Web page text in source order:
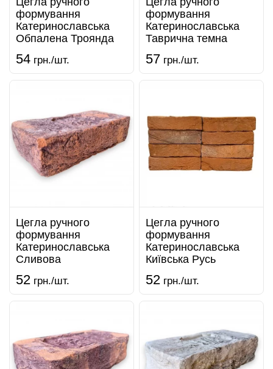
формування
Катеринославська
Обпалена Троянда
54 грн./шт.
формування
Катеринославська
Таврична темна
57 грн./шт.
Цегла ручного
формування
Катеринославська
Сливова
52 грн./шт.
Цегла ручного
формування
Катеринославська
Київська Русь
52 грн./шт.